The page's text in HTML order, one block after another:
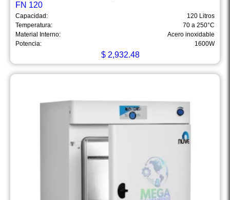
FN 120
Capacidad:
120 Litros
Temperatura:
70 a 250°C
Material Interno:
Acero inoxidable
Potencia:
1600W
$2,932.48